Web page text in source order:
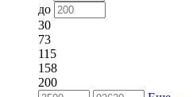
до
30
73
115
158
200